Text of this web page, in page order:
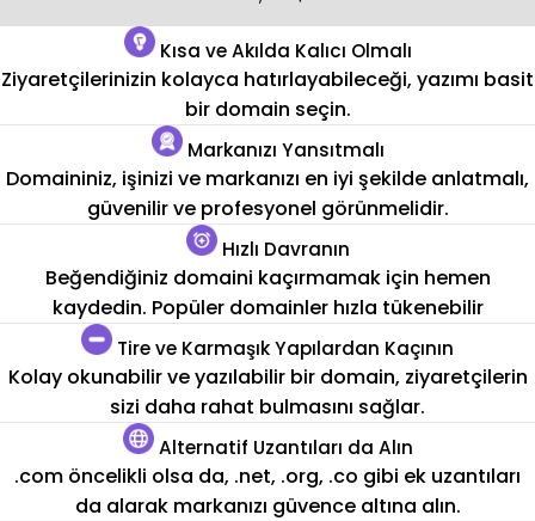
Kısa ve Akılda Kalıcı Olmalı
Ziyaretçilerinizin kolayca hatırlayabileceği, yazımı basit
bir domain seçin.
Markanızı Yansıtmalı
Domaininiz, işinizi ve markanızı en iyi şekilde anlatmalı,
güvenilir ve profesyonel görünmelidir.
Hızlı Davranın
Beğendiğiniz domaini kaçırmamak için hemen
kaydedin. Popüler domainler hızla tükenebilir
Tire ve Karmaşık Yapılardan Kaçının
Kolay okunabilir ve yazılabilir bir domain, ziyaretçilerin
sizi daha rahat bulmasını sağlar.
Alternatif Uzantıları da Alın
.com öncelikli olsa da, .net, .org, .co gibi ek uzantıları
da alarak markanızı güvence altına alın.